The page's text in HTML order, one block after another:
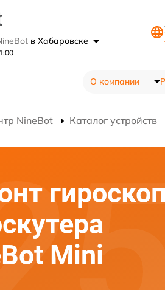
в Хабаровске
О компании
NineBot Каталог устройств
Mini